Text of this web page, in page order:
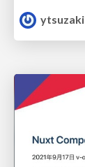
ytsuzaki